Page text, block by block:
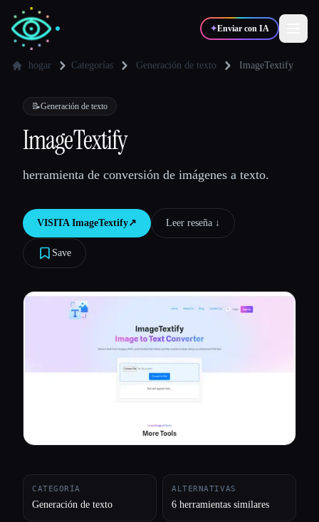
✦Enviar con IA
✍️Escritores
💻 Desarrolladores
Comparar herramientas
Todas las categorías
hogar Categorías Generación de texto ImageTextify
📝Generación de texto
ImageTextify
herramienta de conversión de imágenes a texto.
VISITA ImageTextify↗︎ Leer reseña ↓︎
Save
CATEGORÍA
Generación de texto
ALTERNATIVAS
6 herramientas similares